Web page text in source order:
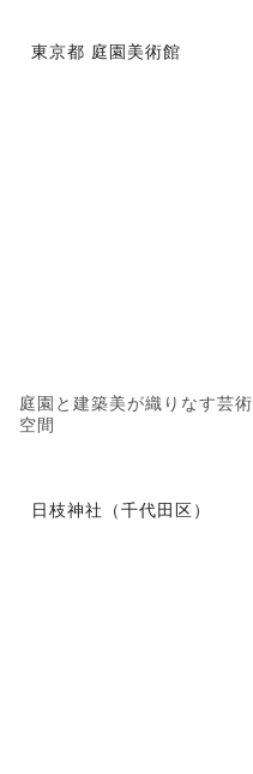
東京都 庭園美術館
庭園と建築美が織りなす芸術
空間
日枝神社（千代田区）